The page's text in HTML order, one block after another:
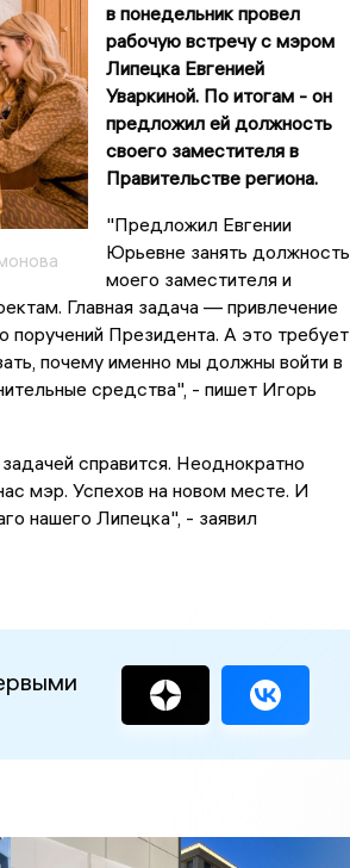
в понедельник провел
рабочую встречу с мэром
Липецка Евгенией
Уваркиной. По итогам - он
предложил ей должность
своего заместителя в
Правительстве региона.
"Предложил Евгении
Юрьевне занять должность
моего заместителя и
Главная задача — привлечение
поручений Президента. А это требует
почему именно мы должны войти в
средства", - пишет Игорь
справится. Неоднократно
мэр. Успехов на новом месте. И
нашего Липецка", - заявил